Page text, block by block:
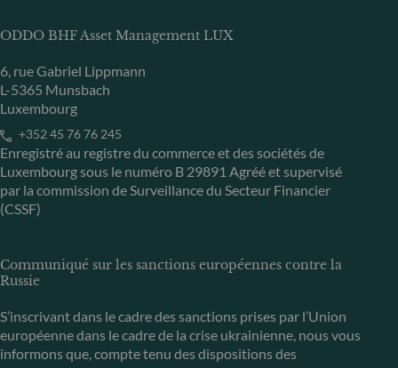
ODDO BHF Asset Management LUX
6, rue Gabriel Lippmann
L-5365 Munsbach
Luxembourg
+352 45 76 76 245
Enregistré au registre du commerce et des sociétés de
Luxembourg sous le numéro B 29891 Agréé et supervisé
par la commission de Surveillance du Secteur Financier
(CSSF)
Communiqué sur les sanctions européennes contre la
Russie
S’inscrivant dans le cadre des sanctions prises par l’Union
européenne dans le cadre de la crise ukrainienne, nous vous
informons que, compte tenu des dispositions des